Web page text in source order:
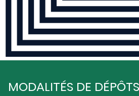
MODALITÉS DE DÉPÔTS